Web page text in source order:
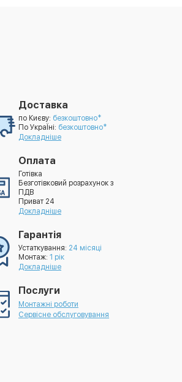
Доставка
по Києву: безкоштовно*
По УкраЇні: безкоштовно*
Докладніше
Оплата
Готівка
Безготівковий розрахунок з
ПДВ
Приват 24
Докладніше
Гарантія
Устаткування: 24 місяці
Монтаж: 1 рік
Докладніше
Послуги
Монтажні роботи
Сервісне обслуговування